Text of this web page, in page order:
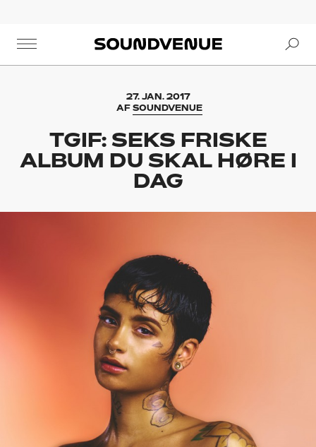
Soundvenue
27. JAN. 2017
AFSOUNDVENUE
TGIF: SEKS FRISKE
ALBUM DU SKAL HØRE I
DAG